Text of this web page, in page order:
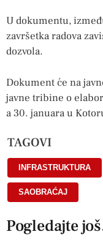
U dokumentu,
završetka radova
dozvola.
Dokument će na
javne tribine o
a 30. januara u
TAGOVI
INFRASTRUKTURA
SAOBRAĆAJ
Pogledajte